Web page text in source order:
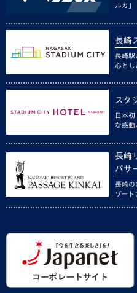
ルカ」
長崎
長崎駅
心とし
スタ
日本
な感動
長崎
パサ
長崎の
ゾート